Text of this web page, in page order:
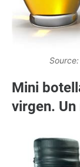
Source:
Mini
virgen.